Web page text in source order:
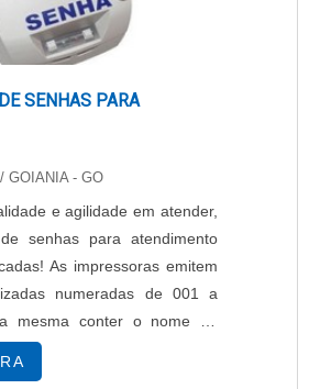
SENHAS PARA
/ GOIANIA - GO
e agilidade em atender,
senhas para atendimento
As impressoras emitem
numeradas de 001 a
mesma conter o nome de
serviço, data e hora, tipo de
Conheça mais